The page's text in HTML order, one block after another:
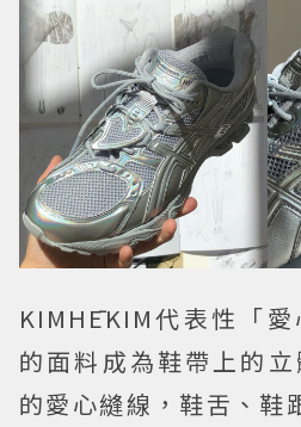
KIMHĒKIM代表性「
的面料成為鞋帶上的
的愛心縫線，鞋舌、鞋